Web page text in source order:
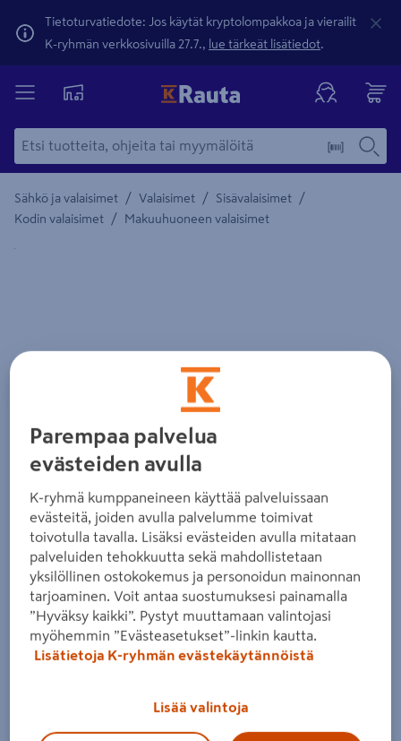
Tietoturvatiedote: Jos käytät kryptolompakkoa ja vierailit
K-ryhmän verkkosivuilla 27.7., lue tärkeät lisätiedot.
Sähkö ja valaisimet / Valaisimet / Sisävalaisimet /
Kodin valaisimet / Makuuhuoneen valaisimet
Yksityiskohtainen kuvaus löytyy Tuotteen kuvaus -
Parempaa palvelua
evästeiden avulla
K-ryhmä kumppaneineen käyttää palveluissaan
evästeitä, joiden avulla palvelumme toimivat
toivotulla tavalla. Lisäksi evästeiden avulla mitataan
palveluiden tehokkuutta sekä mahdollistetaan
yksilöllinen ostokokemus ja personoidun mainonnan
tarjoaminen. Voit antaa suostumuksesi painamalla
”Hyväksy kaikki”. Pystyt muuttamaan valintojasi
myöhemmin ”Evästeasetukset”-linkin kautta.
Lisätietoja K-ryhmän evästekäytännöistä
Lisää valintoja